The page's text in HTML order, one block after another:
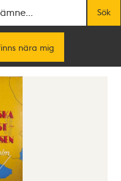
Sök
nära mig